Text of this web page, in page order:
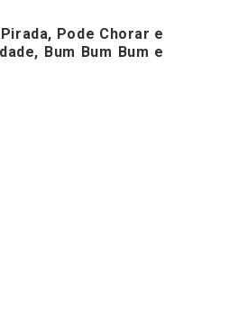
Pode Chorar e
Bum Bum Bum e